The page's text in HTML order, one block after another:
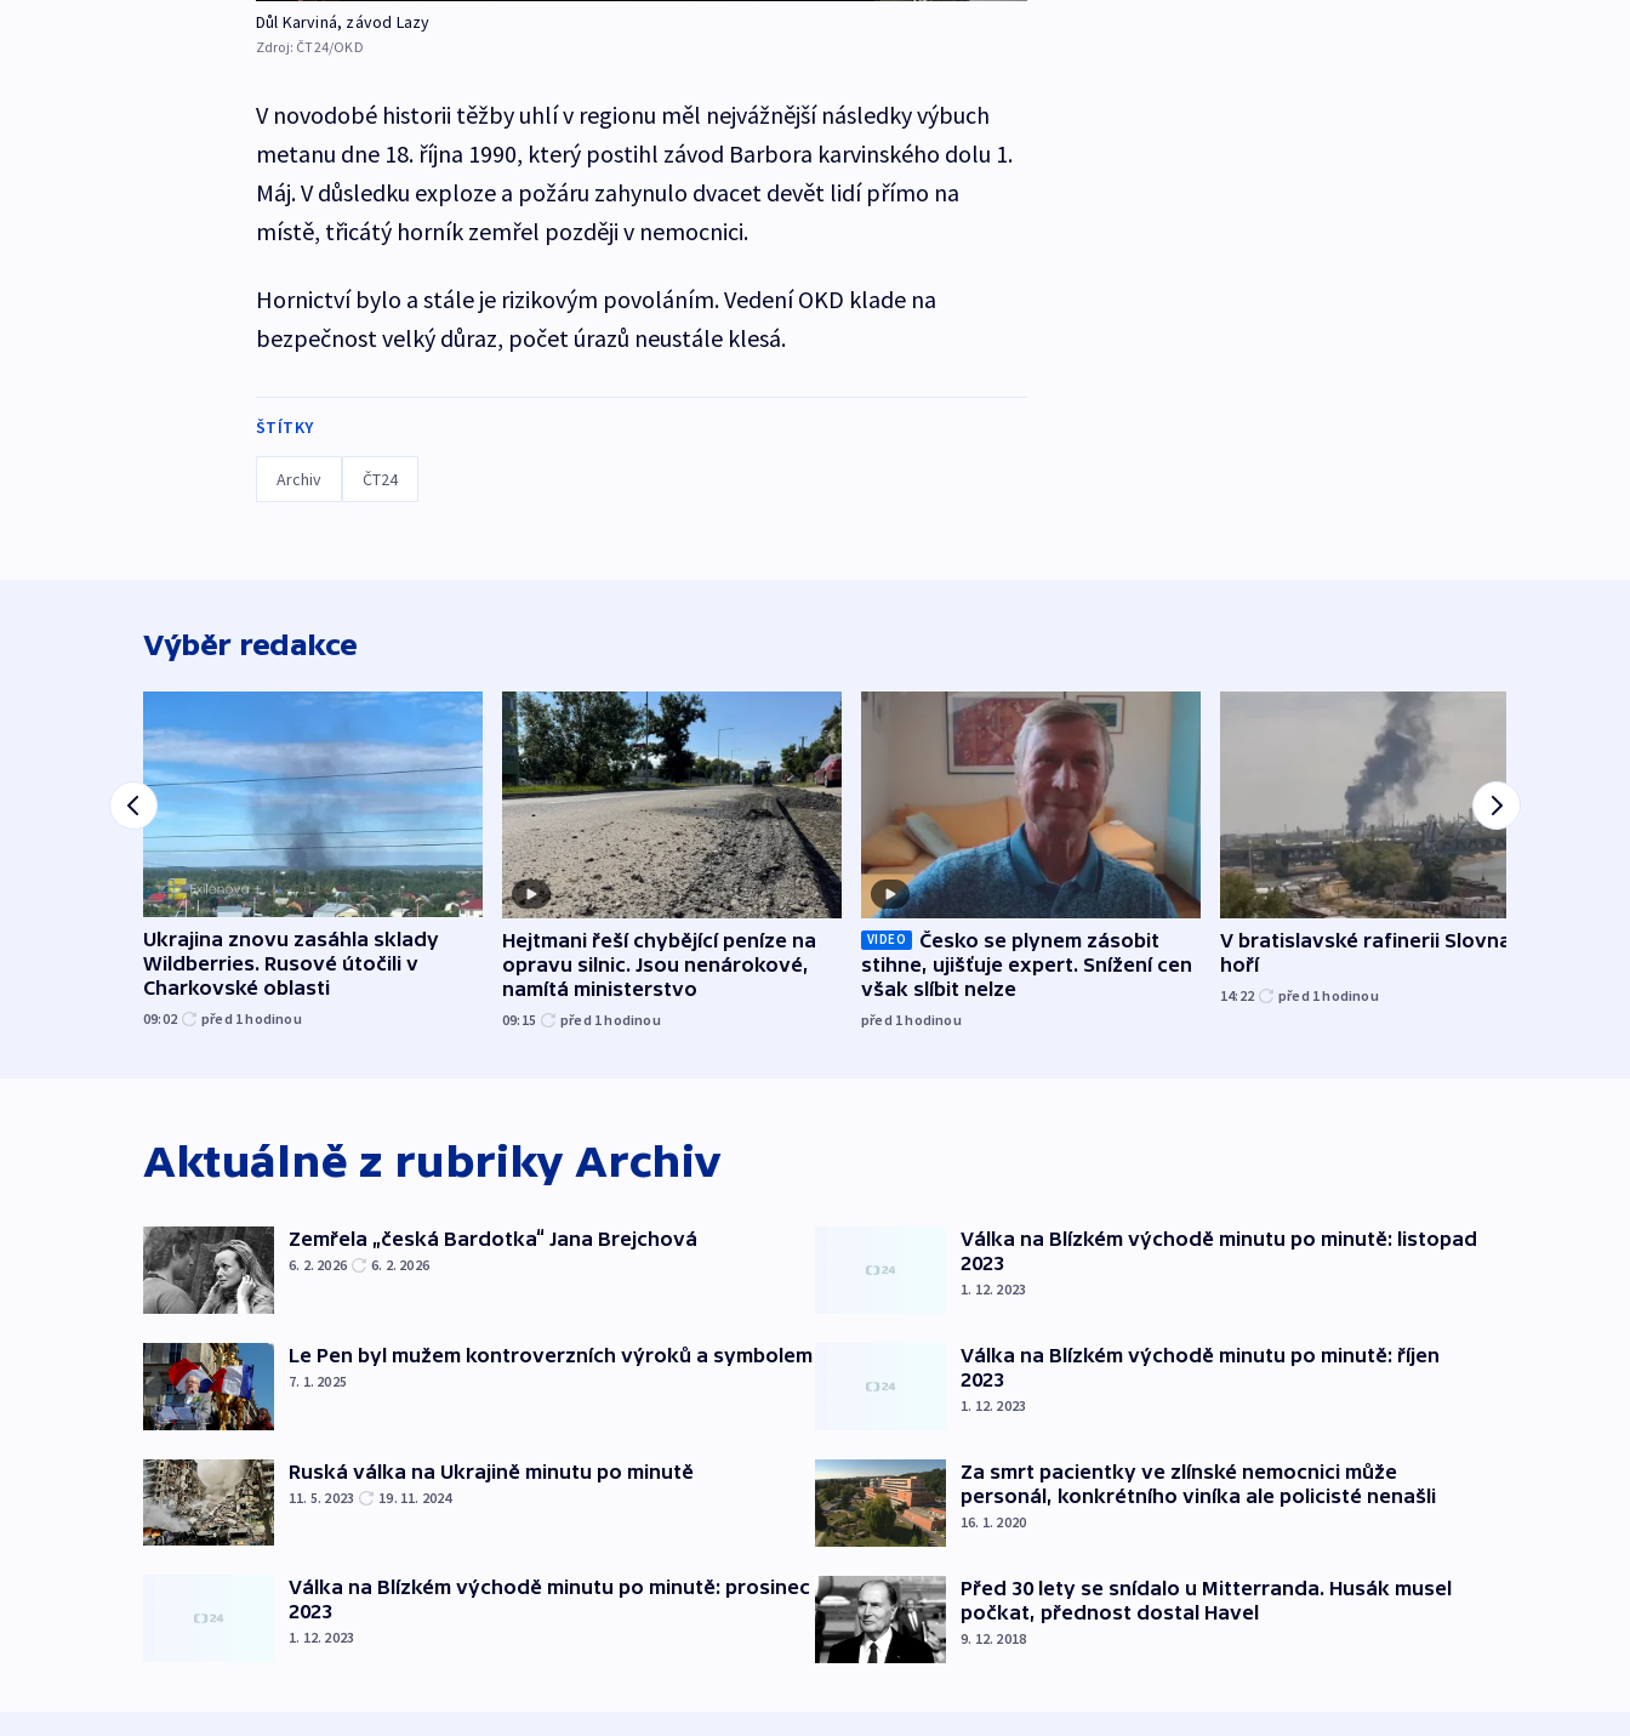
Důl Karviná, závod Lazy
Zdroj: ČT24/OKD
V novodobé historii těžby uhlí v regionu měl nejvážnější následky výbuch
metanu dne 18. října 1990, který postihl závod Barbora karvinského dolu 1.
Máj. V důsledku exploze a požáru zahynulo dvacet devět lidí přímo na
místě, třicátý horník zemřel později v nemocnici.
Hornictví bylo a stále je rizikovým povoláním. Vedení OKD klade na
bezpečnost velký důraz, počet úrazů neustále klesá.
ŠTÍTKY
Archiv ČT24
Výběr redakce
Ukrajina znovu zasáhla sklady
Wildberries. Rusové útočili v
Charkovské oblasti
09:02 před 1hodinou
Hejtmani řeší chybějící peníze na
opravu silnic. Jsou nenárokové,
namítá ministerstvo
09:15 před 1hodinou
VIDEO
Česko se plynem zásobit
stihne, ujišťuje expert. Snížení cen
však slíbit nelze
před 1hodinou
V bratislavské rafinerii Slovnaft
hoří
14:22 před 1hodinou
Aktuálně z rubriky Archiv
Zemřela „česká Bardotka“ Jana Brejchová
6. 2. 2026 6. 2. 2026
Le Pen byl mužem kontroverzních výroků a symbolem
7. 1. 2025
Ruská válka na Ukrajině minutu po minutě
11. 5. 2023 19. 11. 2024
Válka na Blízkém východě minutu po minutě: prosinec
2023
1. 12. 2023
Válka na Blízkém východě minutu po minutě: listopad
2023
1. 12. 2023
Válka na Blízkém východě minutu po minutě: říjen
2023
1. 12. 2023
Za smrt pacientky ve zlínské nemocnici může
personál, konkrétního viníka ale policisté nenašli
16. 1. 2020
Před 30 lety se snídalo u Mitterranda. Husák musel
počkat, přednost dostal Havel
9. 12. 2018